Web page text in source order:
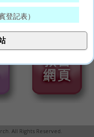
All Rights Reserved.
登記表）
表
15:33)